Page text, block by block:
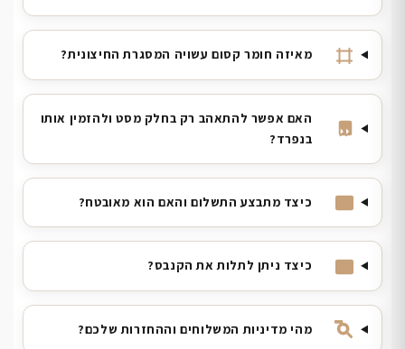
מאיזה חומר קסום עשויה המסגרת החיצונית?
האם אפשר להתאהב רק בחלק מסט ולהזמין אותו
בנפרד?
כיצד מתבצע התשלום והאם הוא מאובטח?
כיצד ניתן לתלות את הקנבס?
מהי מדיניות המשלוחים וההחזרות שלכם?